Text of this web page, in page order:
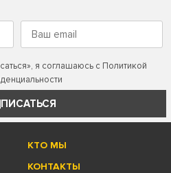
я соглашаюсь с Политикой
КТО МЫ
КОНТАКТЫ